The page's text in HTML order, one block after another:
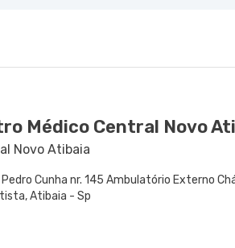
Médico Central Novo
Novo Atibaia
Pedro Cunha nr. 145 Ambulatório Externo
Atibaia - Sp